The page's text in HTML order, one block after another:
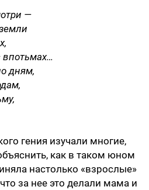
—
впотьмах…
дням,
гения изучали многие,
как в таком юном
настолько «взрослые»
за нее это делали мама и